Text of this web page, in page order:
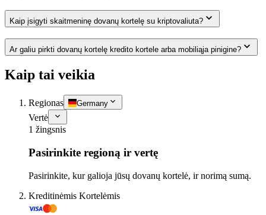
Kaip įsigyti skaitmeninę dovanų kortelę su kriptovaliuta?
Ar galiu pirkti dovanų kortelę kredito kortele arba mobiliąja pinigine?
Kaip tai veikia
Regionas Germany
Vertė
1 žingsnis
Pasirinkite regioną ir vertę
Pasirinkite, kur galioja jūsų dovanų kortelė, ir norimą sumą.
Kreditinėmis Kortelėmis